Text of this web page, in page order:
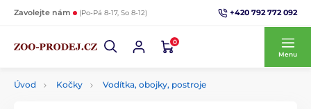
Zavolejte nám (Po-Pá 8-17, So 8-12) +420 792 772 092
0
Menu
Úvod Kočky Vodítka, obojky, postroje